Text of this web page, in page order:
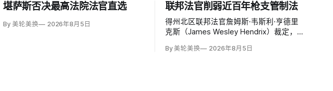
堪萨斯否决最高法院法官直选
By 美轮美换 2026年8月5日
联邦法官削弱近百年枪支管制法
得州北区联邦法官詹姆斯·韦斯利·亨德里
克斯（James Wesley Hendrix）裁定，
和消音器的登记及许可要求违宪。1934年
By 美轮美换 2026年8月5日